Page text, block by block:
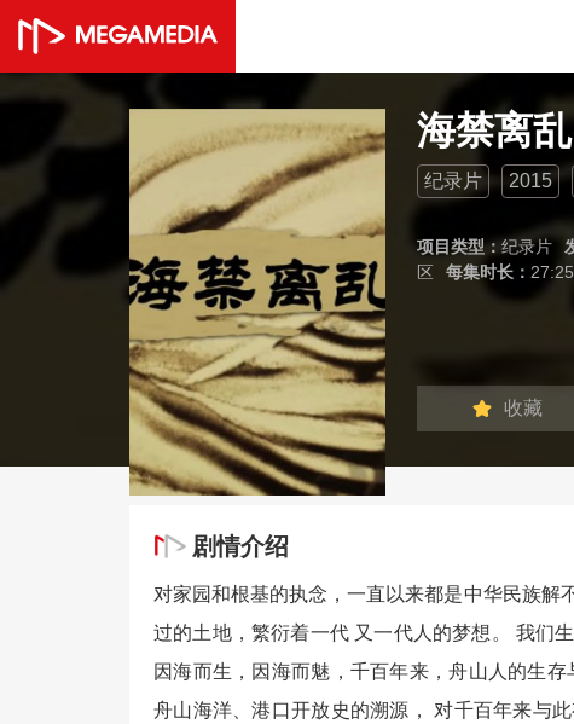
海禁离乱
纪录片 2015
项目类型： 纪录片
区
每集时长： 27:25
收藏
剧情介绍
对家园和根基的执念，一直以来都是中华民族解
过的土地，繁衍着一代 又一代人的梦想。 我们
因海而生，因海而魅，千百年来，舟山人的生
舟山海洋、港口开放史的溯源， 对千百年来与